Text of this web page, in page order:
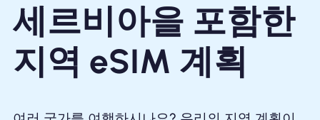
세르비아을 포함한
지역 eSIM 계획